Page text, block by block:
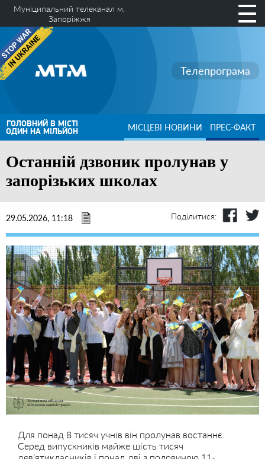
Муніципальний телеканал м.
Запоріжжя
Телепрограма
ГОЛОВНИЙ В МІСТІ
ОДИН НА МІЛЬЙОН МІСЦЕВІ НОВИНИ ПРЕС-ФАКТ
Останній дзвоник пролунав у
запорізьких школах
29.05.2026, 11:18 Поділитися:
Для понад 8 тисяч учнів він пролунав востаннє.
Серед випускників майже шість тисяч